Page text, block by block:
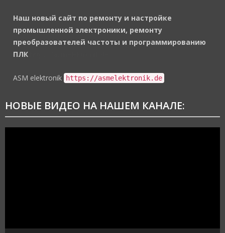
Наш новый сайт по ремонту и настройке
промышленной электроники, ремонту
преобразователей частоты и программированию
ПЛК
ASM elektronik https://asmelektronik.de
НОВЫЕ ВИДЕО НА НАШЕМ КАНАЛЕ: